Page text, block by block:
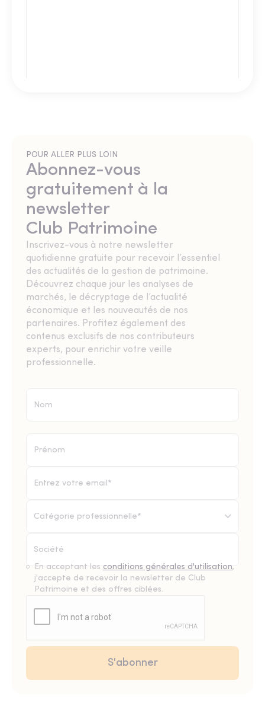
POUR ALLER PLUS LOIN
Abonnez-vous
gratuitement à la
newsletter
Club Patrimoine
Inscrivez-vous à notre newsletter
quotidienne gratuite pour recevoir l’essentiel
des actualités de la gestion de patrimoine.
Découvrez chaque jour les analyses de
marchés, le décryptage de l’actualité
économique et les nouveautés de nos
partenaires. Profitez également des
contenus exclusifs de nos contributeurs
experts, pour enrichir votre veille
professionnelle.
Catégorie professionnelle*
En acceptant les conditions générales d'utilisation,
j'accepte de recevoir la newsletter de Club
Patrimoine et des offres ciblées.